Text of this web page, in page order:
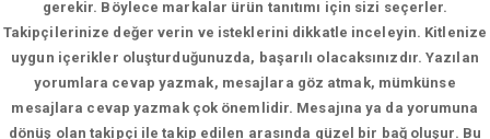
gerekir. Böylece markalar ürün tanıtımı için sizi seçerler.
Takipçilerinize değer verin ve isteklerini dikkatle inceleyin. Kitlenize
uygun içerikler oluşturduğunuzda, başarılı olacaksınızdır. Yazılan
yorumlara cevap yazmak, mesajlara göz atmak, mümkünse
mesajlara cevap yazmak çok önemlidir. Mesajına ya da yorumuna
dönüş olan takipçi ile takip edilen arasında güzel bir bağ oluşur. Bu